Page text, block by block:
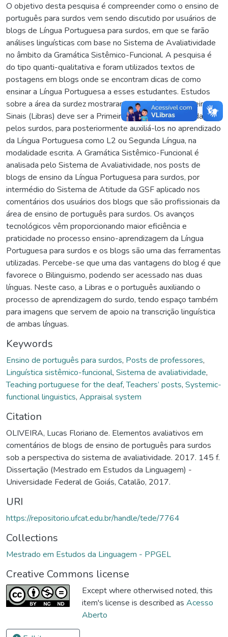
O objetivo desta pesquisa é compreender como o ensino de
português para surdos vem sendo discutido por usuários de
blogs de Língua Portuguesa para surdos, em que se farão
análises linguísticas com base no Sistema de Avaliatividade
no âmbito da Gramática Sistêmico-Funcional. A pesquisa é
do tipo quanti-qualitativa e foram utilizados textos de
postagens em blogs onde se encontram dicas de como
ensinar a Língua Portuguesa a esses estudantes. Estudos
sobre a área da surdez mostraram que a Língua Brasileira de
Sinais (Libras) deve ser a Primeira Língua a ser adquirida
pelos surdos, para posteriormente auxiliá-los no aprendizado
da Língua Portuguesa como L2 ou Segunda Língua, na
modalidade escrita. A Gramática Sistêmico-Funcional é
analisada pelo Sistema de Avaliatividade, nos posts de
blogs de ensino da Língua Portuguesa para surdos, por
intermédio do Sistema de Atitude da GSF aplicado nos
comentários dos usuários dos blogs que são profissionais da
área de ensino de português para surdos. Os avanços
tecnológicos vêm proporcionando maior eficiência e
praticidade no processo ensino-aprendizagem da Língua
Portuguesa para surdos e os blogs são uma das ferramentas
utilizadas. Percebe-se que uma das vantagens do blog é que
favorece o Bilinguismo, podendo ser acessado nas duas
línguas. Neste caso, a Libras e o português auxiliando o
processo de aprendizagem do surdo, tendo espaço também
para imagens que servem de apoio na transcrição linguística
de ambas línguas.
Keywords
Ensino de português para surdos, Posts de professores,
Linguística sistêmico-funcional, Sistema de avaliatividade,
Teaching portuguese for the deaf,Teachers’ posts, Systemic-
functional linguistics, Appraisal system
Citation
OLIVEIRA, Lucas Floriano de. Elementos avaliativos em
comentários de blogs de ensino de português para surdos
sob a perspectiva do sistema de avaliatividade. 2017. 145 f.
Dissertação (Mestrado em Estudos da Linguagem) -
Universidade Federal de Goiás, Catalão, 2017.
URI
https://repositorio.ufcat.edu.br/handle/tede/7764
Collections
Mestrado em Estudos da Linguagem - PPGEL
Creative Commons license
Except where otherwised noted, this
item's license is described as Acesso
Aberto